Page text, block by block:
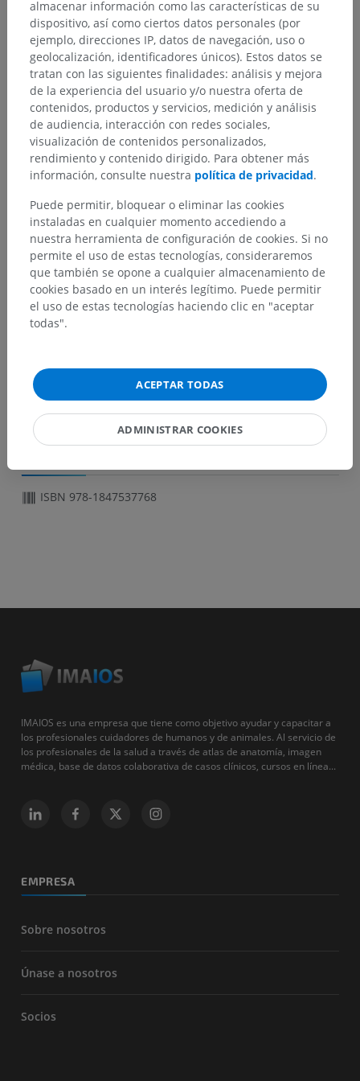
exploring Alzheimer’s disease, certain psychiatric
affections, inflammatory, tumoral, vascular, traumatic
(irreversible comas) pathologies or drug-resistant
epilepsies.
ANTERIOR SIGUIENTE
Diffusion-weighted and Diffusion Tensor MR imaging
(5)
Principles of diffusion imaging
Diffusion-weighted sequences
Artifacts and image quality in diffusion imaging
Main applications of diffusion
ISBN 978-1847537768
IMAIOS es una empresa que tiene como objetivo ayudar y capacitar a
los profesionales cuidadores de humanos y de animales. Al servicio de
los profesionales de la salud a través de atlas de anatomía, imagen
médica, base de datos colaborativa de casos clínicos, cursos en línea...
EMPRESA
Sobre nosotros
Únase a nosotros
Socios
almacenar información como las características de su
dispositivo, así como ciertos datos personales (por
ejemplo, direcciones IP, datos de navegación, uso o
geolocalización, identificadores únicos). Estos datos se
tratan con las siguientes finalidades: análisis y mejora
de la experiencia del usuario y/o nuestra oferta de
contenidos, productos y servicios, medición y análisis
de audiencia, interacción con redes sociales,
visualización de contenidos personalizados,
rendimiento y contenido dirigido. Para obtener más
información, consulte nuestra política de privacidad.
Puede permitir, bloquear o eliminar las cookies
instaladas en cualquier momento accediendo a
nuestra herramienta de configuración de cookies. Si no
permite el uso de estas tecnologías, consideraremos
que también se opone a cualquier almacenamiento de
cookies basado en un interés legítimo. Puede permitir
el uso de estas tecnologías haciendo clic en "aceptar
todas".
ACEPTAR TODAS
ADMINISTRAR COOKIES